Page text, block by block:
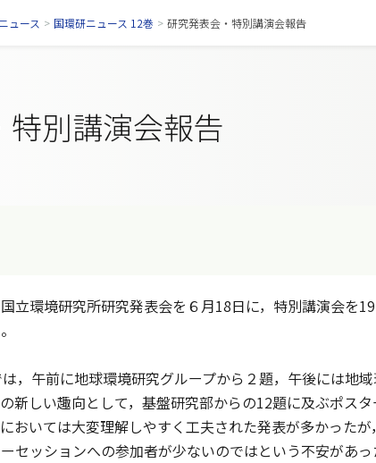
ュース > 国環研ニュース 12巻 > 研究発表会・特別講演会報告
別講演会報告
立環境研究所研究発表会を６月18日に，特別講演会を
，午前に地球環境研究グループから２題，午後には地
新しい趣向として，基盤研究部からの12題に及ぶポス
おいては大変理解しやすく工夫された発表が多かった
セッションへの参加者が少ないのではという不安があ